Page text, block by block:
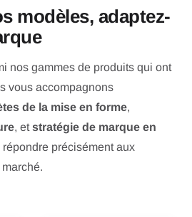
travail →
100+
BREVETS DE DESSIN OU
modèles, adaptez-
nos gammes de produits qui ont
vous accompagnons
de la mise en forme,
, et stratégie de marque en
répondre précisément aux